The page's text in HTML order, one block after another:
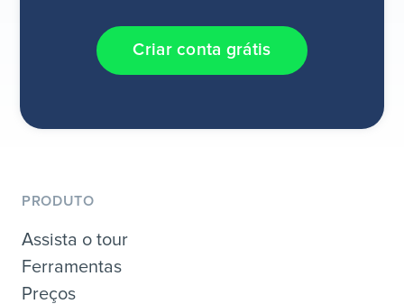
Criar conta grátis
PRODUTO
Assista o tour
Ferramentas
Preços